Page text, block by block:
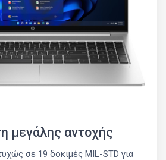
μεγάλης αντοχής
σε 19 δοκιμές MIL-STD για